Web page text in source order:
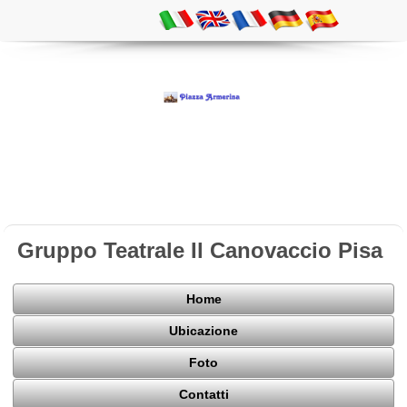
Gruppo Teatrale Il Canovaccio Pisa
Home
Ubicazione
Foto
Contatti